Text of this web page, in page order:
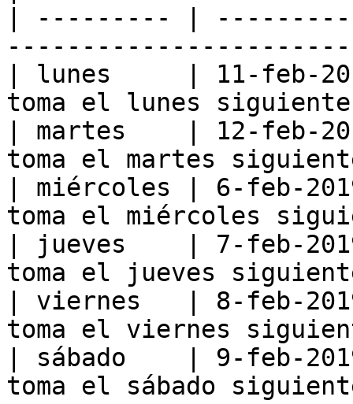
| --------- |
| lunes     | 11-feb-
toma el lunes
| martes    | 12-feb-
toma el martes
| miércoles | 6-feb-
toma el miércoles
| jueves    | 7-feb-
toma el jueves
| viernes   | 8-feb-
toma el viernes
| sábado    | 9-feb-
toma el sábado